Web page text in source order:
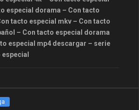
especial dorama – Con tacto
tacto especial mkv – Con tacto
– Con tacto especial dorama
especial mp4 descargar – serie